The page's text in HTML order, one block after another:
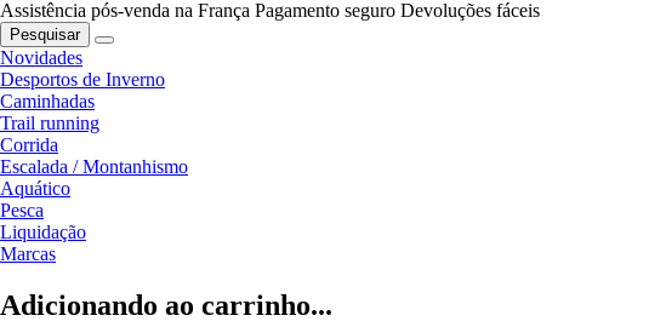
Assistência pós-venda na França Pagamento seguro Devoluções fáceis
Pesquisar
Novidades
Desportos de Inverno
Caminhadas
Trail running
Corrida
Escalada / Montanhismo
Aquático
Pesca
Liquidação
Marcas
Adicionando ao carrinho...